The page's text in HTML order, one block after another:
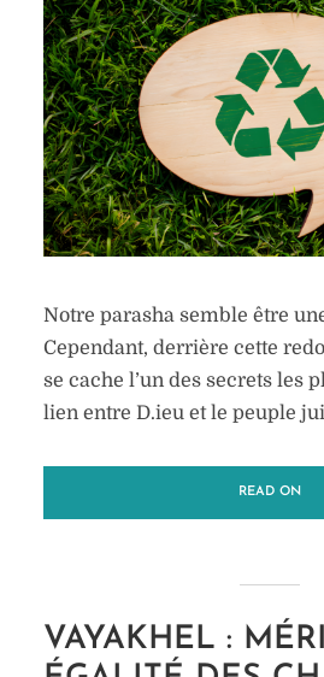
Notre parasha semble être
Cependant, derrière cette
se cache l’un des secrets les
lien entre D.ieu et le peuple
READ ON
VAYAKHEL :